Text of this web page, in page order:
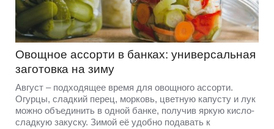
Овощное ассорти в банках: универсальная
заготовка на зиму
Август – подходящее время для овощного ассорти.
Огурцы, сладкий перец, морковь, цветную капусту и лук
можно объединить в одной банке, получив яркую кисло-
сладкую закуску. Зимой её удобно подавать к